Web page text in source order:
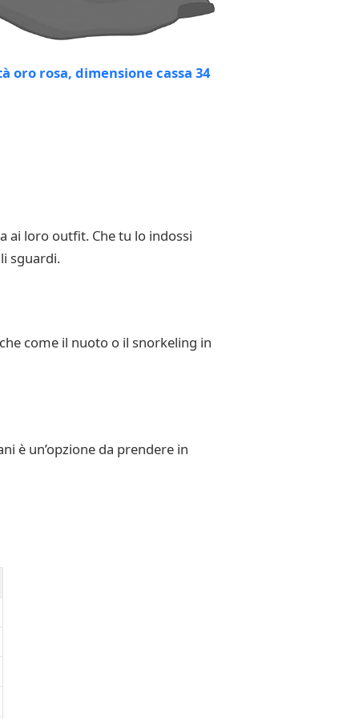
ai loro outfit. Che tu lo indossi
sguardi.
come il nuoto o il snorkeling in
è un’opzione da prendere in